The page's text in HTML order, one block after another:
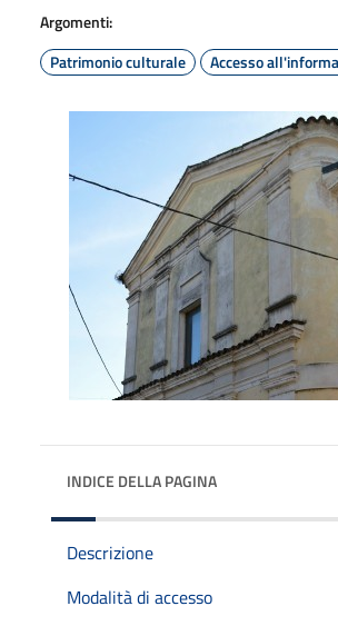
Argomenti:
Patrimonio culturale
Accesso
INDICE DELLA PAGINA
Descrizione
Modalità di accesso